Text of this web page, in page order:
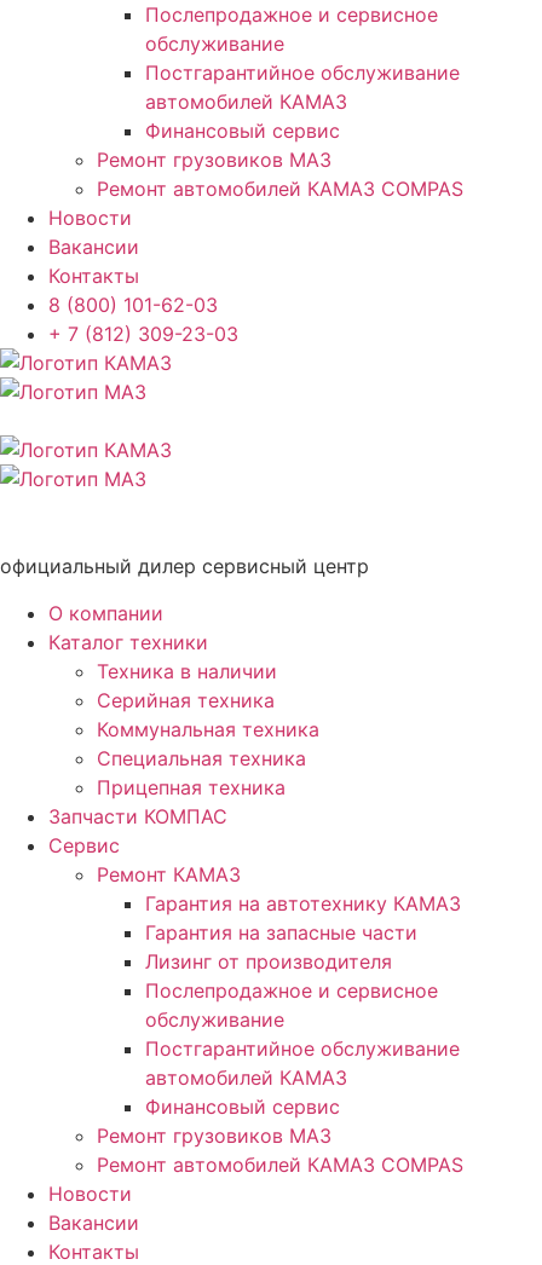
Послепродажное и сервисное
обслуживание
Постгарантийное обслуживание
автомобилей КАМАЗ
Финансовый сервис
Ремонт грузовиков МАЗ
Ремонт автомобилей КАМАЗ COMPAS
Новости
Вакансии
Контакты
8 (800) 101-62-03
+ 7 (812) 309-23-03
официальный дилер сервисный центр
О компании
Каталог техники
Техника в наличии
Серийная техника
Коммунальная техника
Специальная техника
Прицепная техника
Запчасти КОМПАС
Сервис
Ремонт КАМАЗ
Гарантия на автотехнику КАМАЗ
Гарантия на запасные части
Лизинг от производителя
Послепродажное и сервисное
обслуживание
Постгарантийное обслуживание
автомобилей КАМАЗ
Финансовый сервис
Ремонт грузовиков МАЗ
Ремонт автомобилей КАМАЗ COMPAS
Новости
Вакансии
Контакты